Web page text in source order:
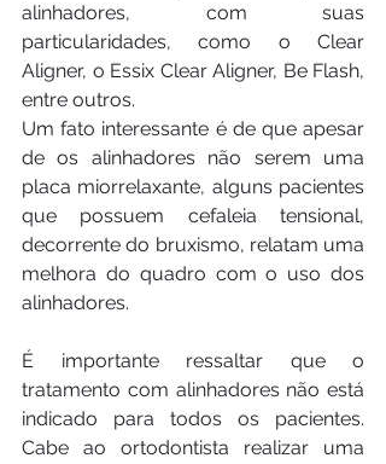
alinhadores, com suas
particularidades, como o Clear
Aligner, o Essix Clear Aligner, Be Flash,
entre outros.
Um fato interessante é de que apesar
de os alinhadores não serem uma
placa miorrelaxante, alguns pacientes
que possuem cefaleia tensional,
decorrente do bruxismo, relatam uma
melhora do quadro com o uso dos
alinhadores.
É importante ressaltar que o
tratamento com alinhadores não está
indicado para todos os pacientes.
Cabe ao ortodontista realizar uma